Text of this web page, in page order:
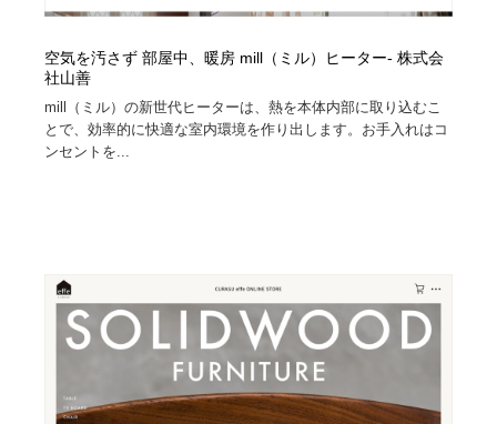
空気を汚さず 部屋中、暖房 mill（ミル）ヒーター- 株式会
社山善
mill（ミル）の新世代ヒーターは、熱を本体内部に取り込むこ
とで、効率的に快適な室内環境を作り出します。お手入れはコ
ンセントを...